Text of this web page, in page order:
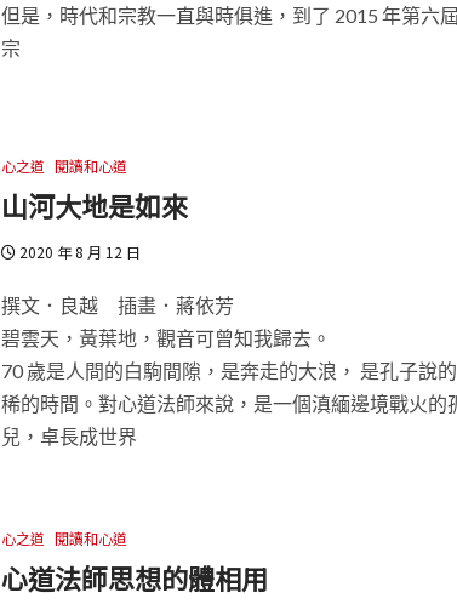
但是，時代和宗教一直與時俱進，到了 2015 年第六
宗
心之道 閱讀和心道
山河大地是如來
2020 年 8 月 12 日
撰文．良越 插畫．蔣依芳
碧雲天，黃葉地，觀音可曾知我歸去。
70 歲是人間的白駒間隙，是奔走的大浪， 是孔子說
稀的時間。對心道法師來說，是一個滇緬邊境戰火的
兒，卓長成世界
心之道 閱讀和心道
心道法師思想的體相用